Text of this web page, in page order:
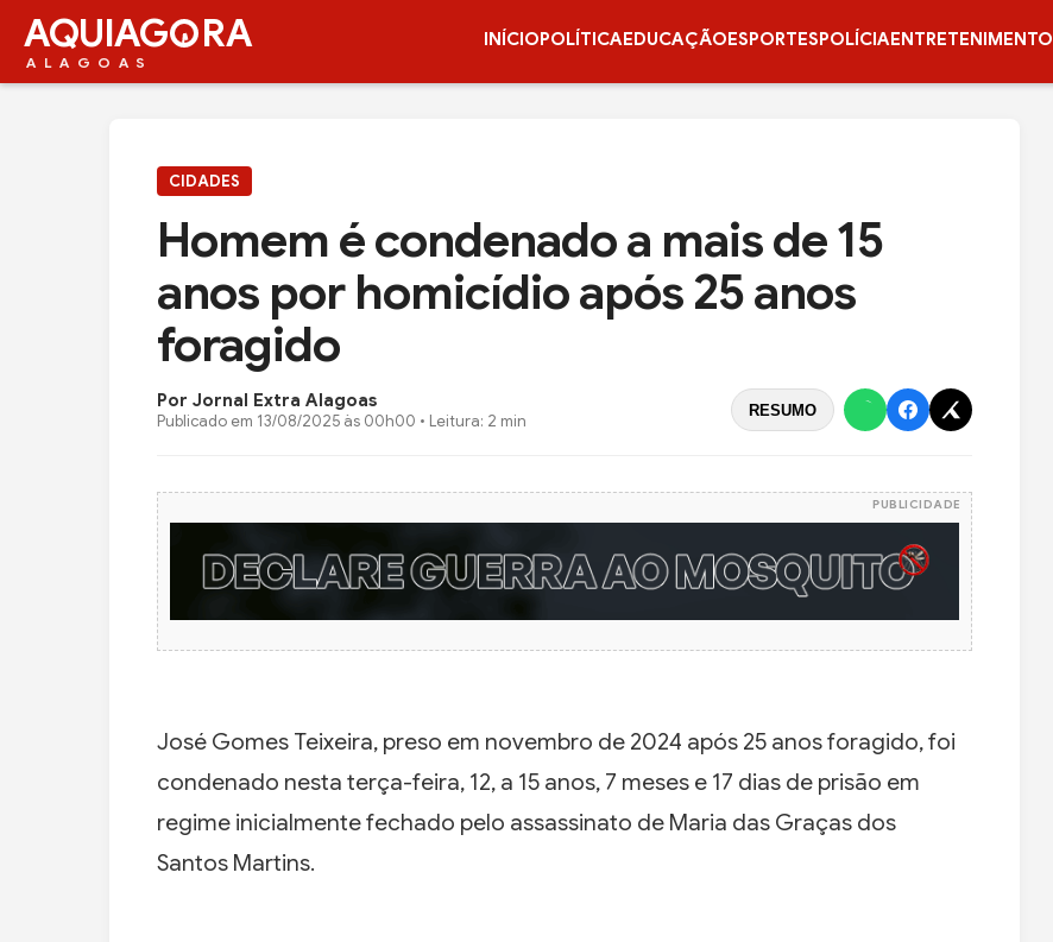
AQUIAG RA
ALAGOAS
INÍCIOPOLÍTICAEDUCAÇÃOESPORTESPOLÍCIAENTRETENIMENTO
CIDADES
Homem é condenado a mais de 15
anos por homicídio após 25 anos
foragido
Por Jornal Extra Alagoas
Publicado em 13/08/2025 às 00h00 • Leitura: 2 min
RESUMO
PUBLICIDADE
José Gomes Teixeira, preso em novembro de 2024 após 25 anos foragido, foi
condenado nesta terça-feira, 12, a 15 anos, 7 meses e 17 dias de prisão em
regime inicialmente fechado pelo assassinato de Maria das Graças dos
Santos Martins.